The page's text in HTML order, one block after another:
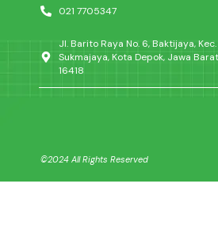
021 7705347
Jl. Barito Raya No. 6, Baktijaya, Kec.
Sukmajaya, Kota Depok, Jawa Barat
16418
©2024 All Rights Reserved